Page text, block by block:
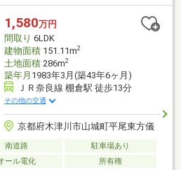
1,580万円
間取り 6LDK
建物面積151.11m2
土地面積286m2
築年月 1983年3月(築43年6ヶ月)
ＪＲ奈良線 棚倉駅 徒歩13分
その他の交通
京都府木津川市山城町平尾東方儀
南道路
駐車場あり
ール電化 所有権